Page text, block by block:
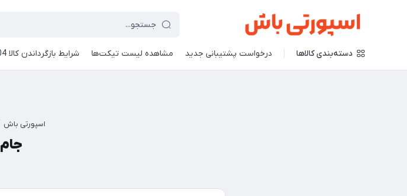
دسته‌بندی کالاها درخواست پشتیبانی جدید مشاهده لیست تیکت‌ها شرایط بازگرداندن کالا 1404
اسپورتی باش
جام